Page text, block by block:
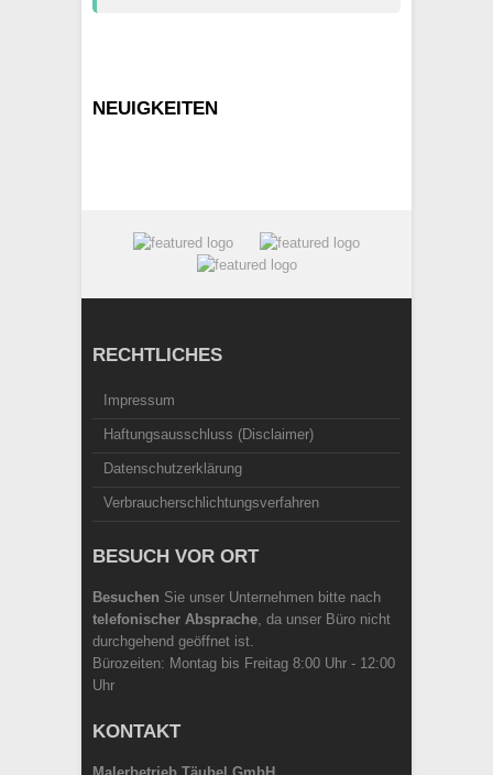
NEUIGKEITEN
RECHTLICHES
Impressum
Haftungsausschluss (Disclaimer)
Datenschutzerklärung
Verbraucherschlichtungsverfahren
BESUCH VOR ORT
Besuchen Sie unser Unternehmen bitte nach
telefonischer Absprache , da unser Büro nicht
durchgehend geöffnet ist.
Bürozeiten: Montag bis Freitag 8:00 Uhr - 12:00
Uhr
KONTAKT